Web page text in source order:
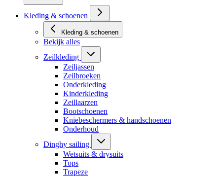
Kleding & schoenen
Kleding & schoenen
Bekijk alles
Zeilkleding
Zeiljassen
Zeilbroeken
Onderkleding
Kinderkleding
Zeillaarzen
Bootschoenen
Kniebeschermers & handschoenen
Onderhoud
Dinghy sailing
Wetsuits & drysuits
Tops
Trapeze